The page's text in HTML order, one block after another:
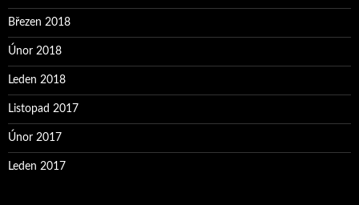
Březen 2018
Únor 2018
Leden 2018
Listopad 2017
Únor 2017
Leden 2017